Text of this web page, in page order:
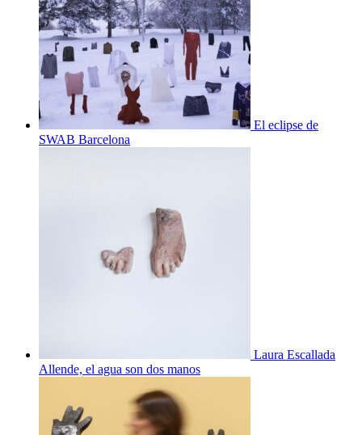
El eclipse de
SWAB Barcelona
Laura Escallada
Allende, el agua son dos manos